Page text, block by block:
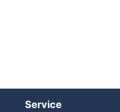
Service